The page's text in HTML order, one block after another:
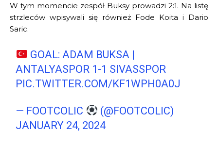
W tym momencie zespół Buksy prowadzi 2:1. Na listę
strzleców wpisywali się również Fode Koita i Dario
Saric.
GOAL: ADAM BUKSA |
ANTALYASPOR 1-1 SIVASSPOR
PIC.TWITTER.COM/KF1WPH0A0J
— FOOTCOLIC
(@FOOTCOLIC)
JANUARY 24, 2024